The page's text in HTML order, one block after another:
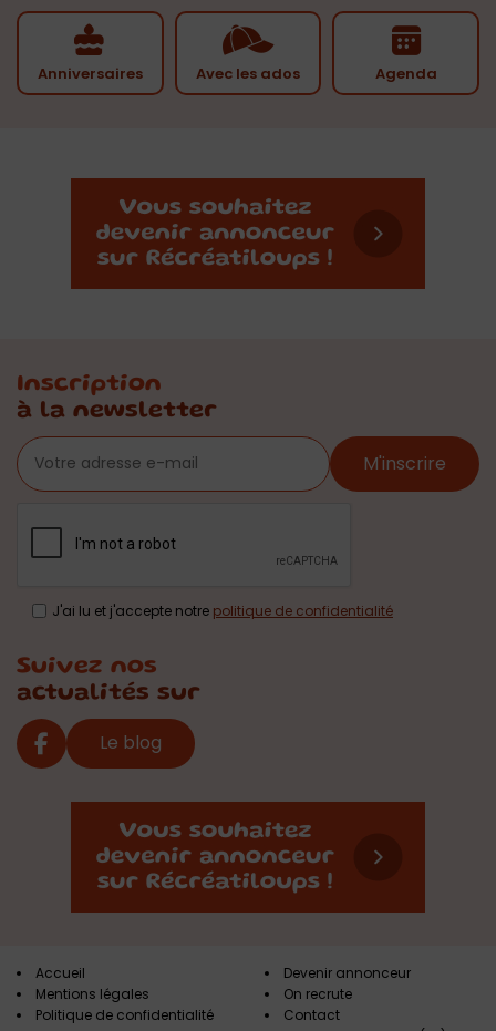
Anniversaires Avec les ados Agenda
Inscription
à la newsletter
M'inscrire
J'ai lu et j'accepte notre politique de confidentialité
Suivez nos
actualités sur
Le blog
Accueil
Mentions légales
Politique de confidentialité
Devenir annonceur
On recrute
Contact